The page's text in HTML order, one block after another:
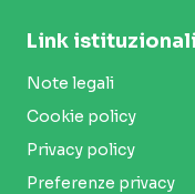
Link istituzionali
Note legali
Cookie policy
Privacy policy
Preferenze privacy